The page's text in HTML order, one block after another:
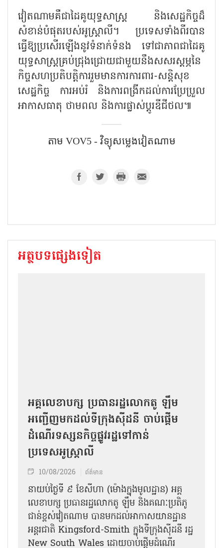
វៀតណាមគឺជាដៃគូយុទ្ធសាស្ត្រ និងសេដ្ឋកិច្ចដ៏
សំខាន់បំផុតរបស់អូស្ត្រាលី។ ប្រទេសទាំងពីរបាន
ធ្វើឱ្យប្រសើរឡើងនូវទំនាក់ទំនង ទៅជាភាពជាដៃគូ
យុទ្ធសាស្ត្រគ្រប់ជ្រុងជ្រោយជាមួយនឹងសសរស្តម្ភនៃ
កិច្ចសហប្រតិបត្តិការរួមមានការការពារ-សន្តិសុខ
សេដ្ឋកិច្ច ការអប់រំ និងការពង្រីកដល់ការប្រែប្រួល
អាកាសធាតុ ថាមពល និងការផ្លាស់ប្តូរឌីជីថល៕
តាម​ VOV5 - វិទ្យុសម្លេងវៀតណាម
អត្ថបទផ្សេងទៀត
អគ្គលេខាបក្ស ប្រធានរដ្ឋលោកតូ ឡឹម
អញ្ជើញមកដល់ទីក្រុងស៊ីដនី ចាប់ផ្តើម
ដំណើរទស្សនកិច្ចផ្លូវរដ្ឋទៅកាន់
ប្រទេសអូស្ត្រាលី
10/08/2026 ព័ត៌មាន
នាយប់ថ្ងៃទី ៩ ខែសីហា (ម៉ោងក្នុងមូលដ្ឋាន) អគ្គ
លេខាបក្ស ប្រធានរដ្ឋលោកតូ ឡឹម និងគណៈប្រតិភូ
ជាន់ខ្ពស់វៀតណាម បានមកដល់អាកាសយានដ្ឋាន
អន្តរជាតិ Kingsford-Smith ក្នុងទីក្រុងស៊ីដនី រដ្ឋ
New South Wales ដោយចាប់ផ្តើមដំណើរ